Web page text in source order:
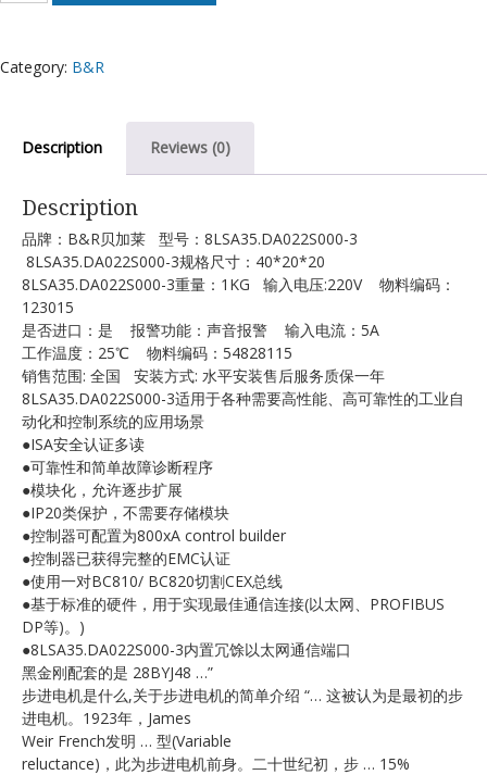
电
Category: B&R
Description Reviews (0)
Description
品牌：B&R贝加莱 型号：8LSA35.DA022S000-3
8LSA35.DA022S000-3规格尺寸：40*20*20
8LSA35.DA022S000-3重量：1KG 输入电压:220V 物料编码：
123015
是否进口：是 报警功能：声音报警 输入电流：5A
工作温度：25℃ 物料编码：54828115
销售范围: 全国 安装方式: 水平安装售后服务质保一年
8LSA35.DA022S000-3适用于各种需要高性能、高可靠性的工业自
动化和控制系统的应用场景
●ISA安全认证多读
●可靠性和简单故障诊断程序
●模块化，允许逐步扩展
●IP20类保护，不需要存储模块
●控制器可配置为800xA control builder
●控制器已获得完整的EMC认证
●使用一对BC810/ BC820切割CEX总线
●基于标准的硬件，用于实现最佳通信连接(以太网、PROFIBUS
DP等)。)
●8LSA35.DA022S000-3内置冗馀以太网通信端口
黑金刚配套的是 28BYJ48 …”
步进电机是什么,关于步进电机的简单介绍 “… 这被认为是最初的步
进电机。1923年，James
Weir French发明 … 型(Variable
reluctance)，此为步进电机前身。二十世纪初，步 … 15%